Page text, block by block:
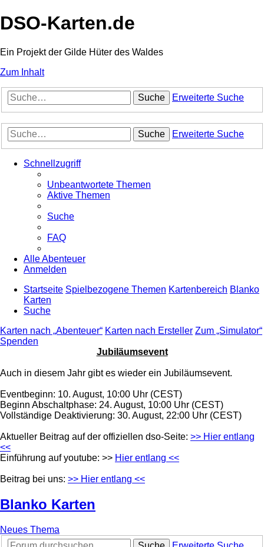
DSO-Karten.de
Ein Projekt der Gilde Hüter des Waldes
Zum Inhalt
Suche Erweiterte Suche
Suche Erweiterte Suche
Schnellzugriff
Unbeantwortete Themen
Aktive Themen
Suche
FAQ
Alle Abenteuer
Anmelden
Startseite Spielbezogene Themen Kartenbereich Blanko
Karten
Suche
Karten nach „Abenteuer“ Karten nach Ersteller Zum „Simulator“
Spenden
Jubiläumsevent
Auch in diesem Jahr gibt es wieder ein Jubiläumsevent.
Eventbeginn: 10. August, 10:00 Uhr (CEST)
Beginn Abschaltphase: 24. August, 10:00 Uhr (CEST)
Vollständige Deaktivierung: 30. August, 22:00 Uhr (CEST)
Aktueller Beitrag auf der offiziellen dso-Seite: >> Hier entlang
<<
Einführung auf youtube: >> Hier entlang <<
Beitrag bei uns: >> Hier entlang <<
Blanko Karten
Neues Thema